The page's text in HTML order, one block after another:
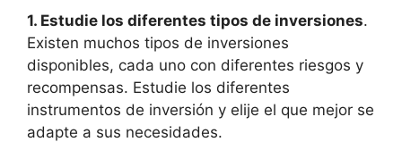
1. Estudie los diferentes tipos de inversiones.
Existen muchos tipos de inversiones
disponibles, cada uno con diferentes riesgos y
recompensas. Estudie los diferentes
instrumentos de inversión y elije el que mejor se
adapte a sus necesidades.